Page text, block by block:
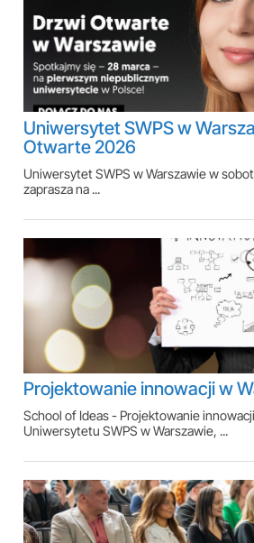
Uniwersytet SWPS w
Otwarte 2026
Uniwersytet SWPS w Warszawie w
zaprasza na ...
Projektowanie innowacji w
School of Ideas - Projektowanie
Uniwersytetu SWPS w Warszawie, ...